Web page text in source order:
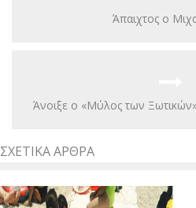
Άπαιχτος ο
Άνοιξε ο «Μύλος των
ΣΧΕΤΙΚΆ ΆΡΘΡΑ